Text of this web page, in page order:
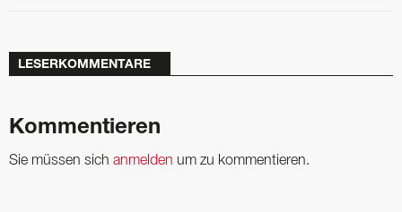
LESERKOMMENTARE
Kommentieren
Sie müssen sich anmelden um zu kommentieren.